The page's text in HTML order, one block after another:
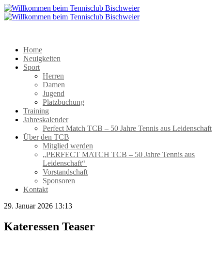
Home
Neuigkeiten
Sport
Herren
Damen
Jugend
Platzbuchung
Training
Jahreskalender
Perfect Match TCB – 50 Jahre Tennis aus Leidenschaft
Über den TCB
Mitglied werden
„PERFECT MATCH TCB – 50 Jahre Tennis aus
Leidenschaft“
Vorstandschaft
Sponsoren
Kontakt
29. Januar 2026 13:13
Kateressen Teaser